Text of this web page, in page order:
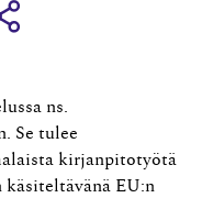
Facebook
on LinkedIn
WhatsApp-viestinä
ns.
Se tulee
kirjanpitotyötä
EU:n